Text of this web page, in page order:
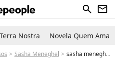
search newsletter
Nostra Novela Quem Ama
Sasha Meneghel sasha meneghel marido quiet luxury feminino camisa cropped, capa curta e cintura marcada: 13 fotos deste look de alfaiataria de Sasha provam que a produção exala 'quiet luxury' neste Outono 2026